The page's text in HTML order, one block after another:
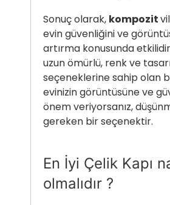
Sonuç olarak, kompozit
evin güvenliğini ve
artırma konusunda
uzun ömürlü, renk ve
seçeneklerine sahip olan
evinizin görüntüsüne ve
önem veriyorsanız,
gereken bir seçenektir.
En İyi Çelik Kapı
olmalıdır ?